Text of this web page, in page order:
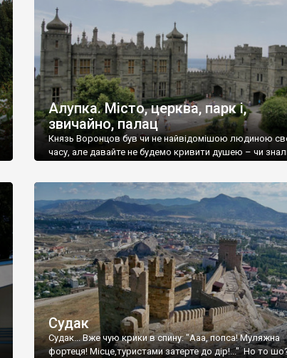
Алупка. Місто, церква, парк і,
звичайно, палац
Князь Воронцов був чи не найвідомішою людиною
часу, але давайте не будемо кривити душею – чи
Судак
Судак... Вже чую крики в спину: "Ааа, попса! Муляжна
фортеця! Місце,туристами затерте до дір!..." Но то